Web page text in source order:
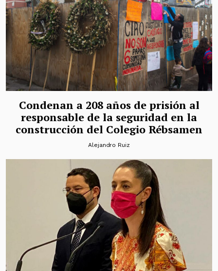
Condenan a 208 años de prisión al
responsable de la seguridad en la
construcción del Colegio Rébsamen
Alejandro Ruiz